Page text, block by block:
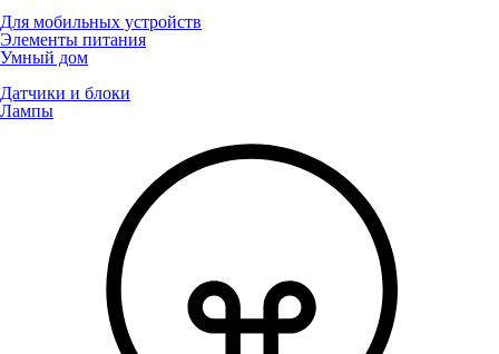
Для мобильных устройств
Элементы питания
Умный дом
Датчики и блоки
Лампы